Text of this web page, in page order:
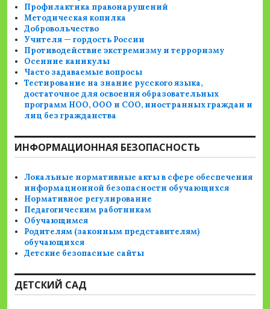
Профилактика правонарушений
Методическая копилка
Добровольчество
Учителя — гордость России
Противодействие экстремизму и терроризму
Осенние каникулы
Часто задаваемые вопросы
Тестирование на знание русского языка,
достаточное для освоения образовательных
программ НОО, ООО и СОО, иностранных граждан и
лиц без гражданства
ИНФОРМАЦИОННАЯ БЕЗОПАСНОСТЬ
Локальные нормативные акты в сфере обеспечения
информационной безопасности обучающихся
Нормативное регулирование
Педагогическим работникам
Обучающимся
Родителям (законным представителям)
обучающихся
Детские безопасные сайты
ДЕТСКИЙ САД